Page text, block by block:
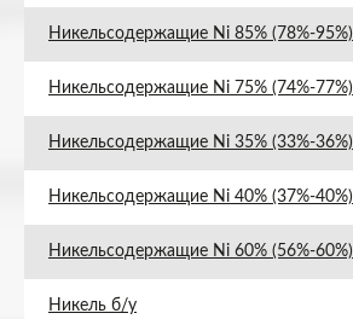
Никельсодержащие Ni 85% (78%-95%)
Никельсодержащие Ni 75% (74%-77%)
Никельсодержащие Ni 35% (33%-36%)
Никельсодержащие Ni 40% (37%-40%)
Никельсодержащие Ni 60% (56%-60%)
Никель б/у